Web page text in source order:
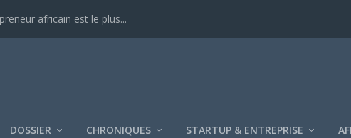
africain est le plus...
DOSSIER CHRONIQUES STARTUP & ENTREPRISE